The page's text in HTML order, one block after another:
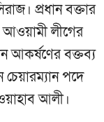
প্রধান বক্তার
লীগের
আকর্ষণের বক্তব্য
পদে
আলী।